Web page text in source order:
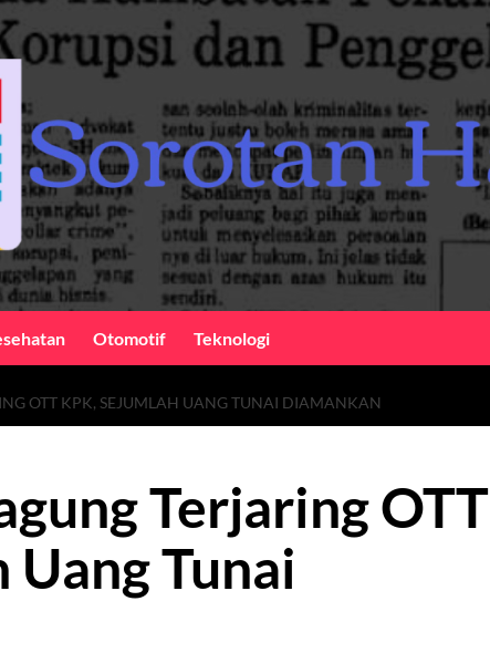
Otomotif Teknologi
OTT KPK, SEJUMLAH UANG TUNAI DIAMANKAN
Terjaring OTT
Uang Tunai